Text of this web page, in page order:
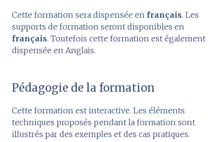
Cette formation sera dispensée en français. Les
supports de formation seront disponibles en
français. Toutefois cette formation est également
dispensée en Anglais.
Pédagogie de la formation
Cette formation est interactive. Les éléments
techniques proposés pendant la formation sont
illustrés par des exemples et des cas pratiques.